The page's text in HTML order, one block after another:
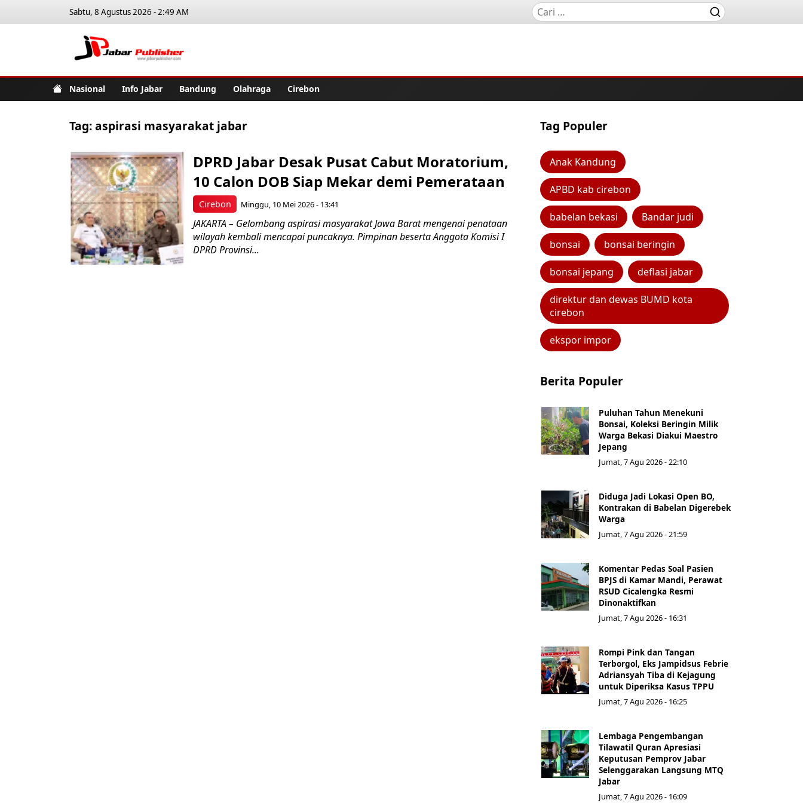
Sabtu, 8 Agustus 2026 - 2:49 AM
Nasional Info Jabar Bandung Olahraga Cirebon
Tag:aspirasi masyarakat jabar
Cirebon
DPRD Jabar Desak Pusat Cabut Moratorium,
10 Calon DOB Siap Mekar demi Pemerataan
Minggu, 10 Mei 2026 - 13:41
JAKARTA – Gelombang aspirasi masyarakat Jawa Barat mengenai penataan
wilayah kembali mencapai puncaknya. Pimpinan beserta Anggota Komisi I
DPRD Provinsi...
Tag Populer
Anak Kandung
APBD kab cirebon
babelan bekasi Bandar judi
bonsai bonsai beringin
bonsai jepang deflasi jabar
direktur dan dewas BUMD kota
cirebon
ekspor impor
Berita Populer
Puluhan Tahun Menekuni
Bonsai, Koleksi Beringin Milik
Warga Bekasi Diakui Maestro
Jepang
Jumat, 7 Agu 2026 - 22:10
Diduga Jadi Lokasi Open BO,
Kontrakan di Babelan Digerebek
Warga
Jumat, 7 Agu 2026 - 21:59
Komentar Pedas Soal Pasien
BPJS di Kamar Mandi, Perawat
RSUD Cicalengka Resmi
Dinonaktifkan
Jumat, 7 Agu 2026 - 16:31
Rompi Pink dan Tangan
Terborgol, Eks Jampidsus Febrie
Adriansyah Tiba di Kejagung
untuk Diperiksa Kasus TPPU
Jumat, 7 Agu 2026 - 16:25
Lembaga Pengembangan
Tilawatil Quran Apresiasi
Keputusan Pemprov Jabar
Selenggarakan Langsung MTQ
Jabar
Jumat, 7 Agu 2026 - 16:09